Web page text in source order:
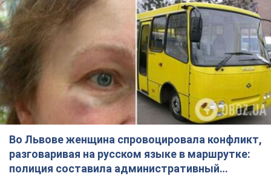
Во Львове женщина спровоцировала конфликт,
разговаривая на русском языке в маршрутке:
полиция составила административный